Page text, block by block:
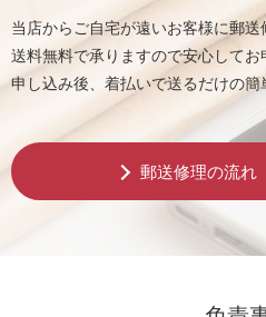
当店からご自宅が遠いお客様に郵送
送料無料で承りますので安心してお
申し込み後、着払いで送るだけの簡
郵送修理の流れ